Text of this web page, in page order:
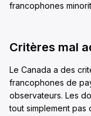
francophones
Critères mal
Le Canada a des
francophones de
observateurs. Les
tout simplement pas